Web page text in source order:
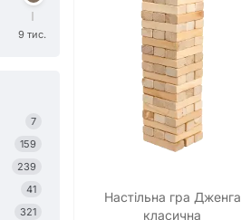
9 тис.
7
159
239
41
321
Настільна гра Дженга
класична